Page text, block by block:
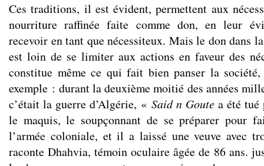
Ces traditions, il est évident, permettent aux
nourriture raffinée faite comme don, en leur
recevoir en tant que nécessiteux. Mais le don dans
est loin de se limiter aux actions en faveur des
constitue même ce qui fait bien panser la
exemple : durant la deuxième moitié des années
c’était la guerre d’Algérie, « Said n Goutea été tué
le maquis, le soupçonnant de se préparer pour
l’armée coloniale, et il a laissé une veuve avec
raconte Dhahvia, témoin oculaire âgée de 86 ans.